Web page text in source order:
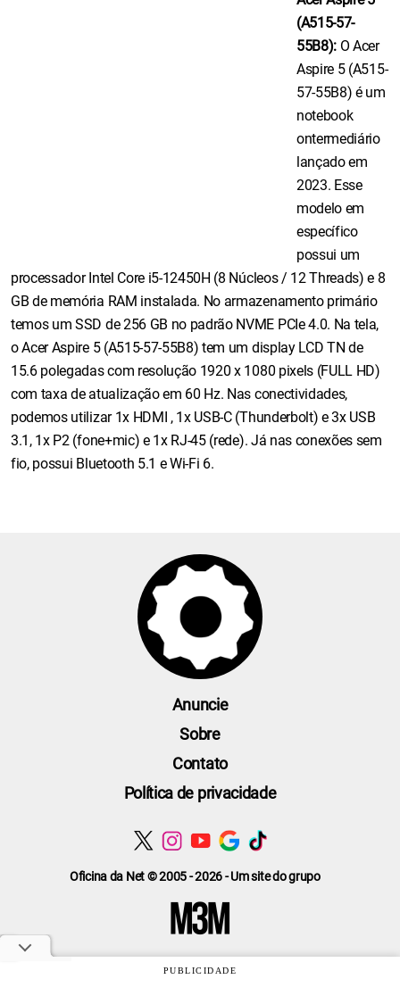
(A515-57-
55B8): O Acer
Aspire 5 (A515-
57-55B8) é um
notebook
ontermediário
lançado em
2023. Esse
modelo em
específico
possui um
processador Intel Core i5-12450H (8 Núcleos / 12 Threads) e 8
GB de memória RAM instalada. No armazenamento primário
temos um SSD de 256 GB no padrão NVME PCIe 4.0. Na tela,
o Acer Aspire 5 (A515-57-55B8) tem um display LCD TN de
15.6 polegadas com resolução 1920 x 1080 pixels (FULL HD)
com taxa de atualização em 60 Hz. Nas conectividades,
podemos utilizar 1x HDMI , 1x USB-C (Thunderbolt) e 3x USB
3.1, 1x P2 (fone+mic) e 1x RJ-45 (rede). Já nas conexões sem
fio, possui Bluetooth 5.1 e Wi-Fi 6.
Oficina da Net © 2005 - 2026 - Um site do grupo
Anuncie
Sobre
Contato
Política de privacidade
PUBLICIDADE